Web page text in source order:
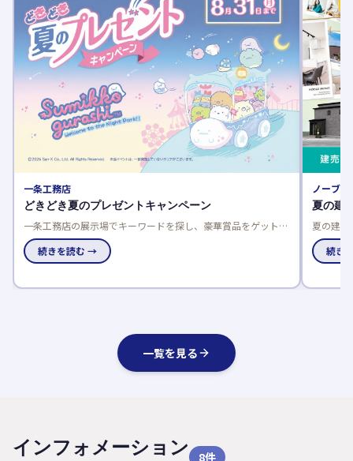
一条工務店
どきどき夏のプレゼントキャンペーン
一条工務店の展示場でキーワードを探し、豪華賞品をゲットし
よう！応募は一人一回限り、当選発表は特設サイトと賞品お届
けで。続きを読む →
ノーブ
夏の建
夏の建
談でさ
で、家電
続き
一覧を見る
インフォメーション 8件